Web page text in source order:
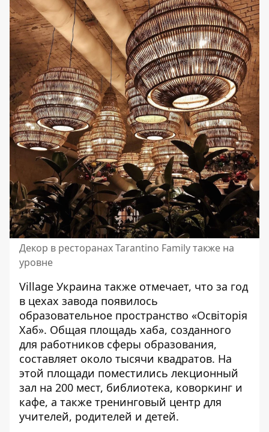
Декор в ресторанах Tarantino Family также на
уровне
Village Украина также отмечает, что за год
в цехах завода появилось
образовательное пространство «Освіторія
Хаб». Общая площадь хаба, созданного
для работников сферы образования,
составляет около тысячи квадратов. На
этой площади поместились лекционный
зал на 200 мест, библиотека, коворкинг и
кафе, а также тренинговый центр для
учителей, родителей и детей.